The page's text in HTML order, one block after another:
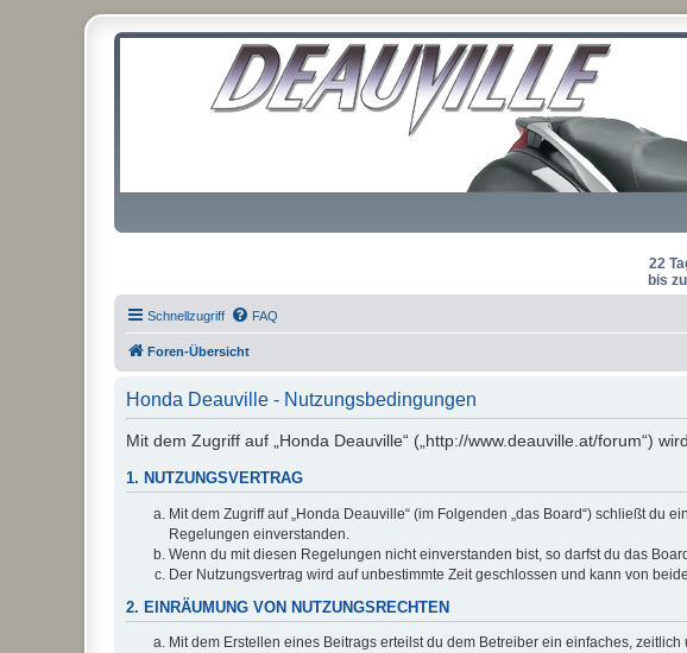
22
bis
Schnellzugriff FAQ
Foren-Übersicht
Honda Deauville - Nutzungsbedingungen
Mit dem Zugriff auf „Honda Deauville“ („http://www.deauville.at/forum“)
1. NUTZUNGSVERTRAG
Mit dem Zugriff auf „Honda Deauville“ (im Folgenden „das Board“) schließt du
Regelungen einverstanden.
Wenn du mit diesen Regelungen nicht einverstanden bist, so darfst du das
Der Nutzungsvertrag wird auf unbestimmte Zeit geschlossen und kann von
2. EINRÄUMUNG VON NUTZUNGSRECHTEN
Mit dem Erstellen eines Beitrags erteilst du dem Betreiber ein einfaches,